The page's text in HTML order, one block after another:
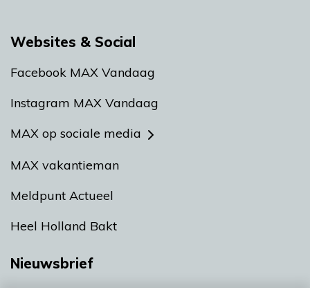
Websites & Social
Facebook MAX Vandaag
Instagram MAX Vandaag
MAX op sociale media
MAX vakantieman
Meldpunt Actueel
Heel Holland Bakt
Nieuwsbrief